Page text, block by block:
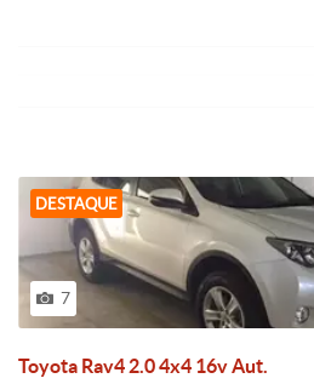
DESTAQUE
7
Toyota Rav4 2.0 4x4 16v Aut.